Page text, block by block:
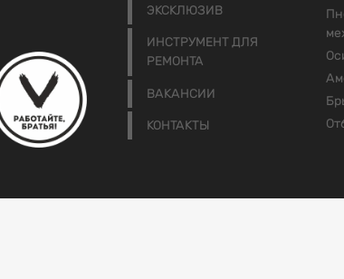
ЭКСКЛЮЗИВ
ИНСТРУМЕНТ ДЛЯ
РЕМОНТА
ВАКАНСИИ
КОНТАКТЫ